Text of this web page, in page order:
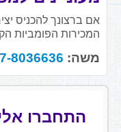
אם ברצונך להכניס
המכירות הפומביות
משה: 8036636
התחברו